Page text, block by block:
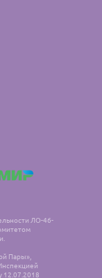
ЛО-46-
Пары»,
12.07.2018